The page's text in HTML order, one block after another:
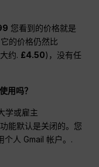
您看到的价格就是
的价格仍然比
大约. £4.50)，没有任
用吗？
学或雇主
能默认是关闭的。您
个人 Gmail 帐户。.